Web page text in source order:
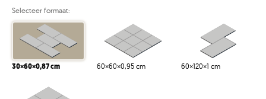
Selecteer formaat:
30×60×0,87 cm 60×60×0,95 cm 60×120×1 cm